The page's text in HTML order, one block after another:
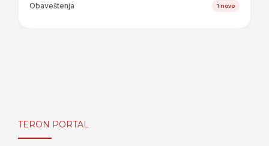
Obaveštenja 1 novo
TERON PORTAL